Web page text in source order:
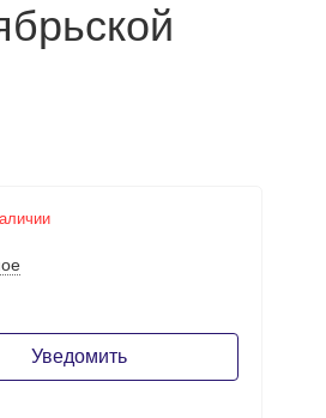
Уведомить